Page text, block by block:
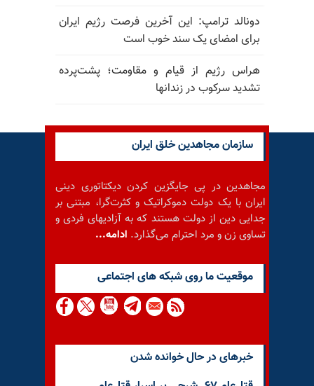
دونالد ترامپ: این آخرین فرصت رژیم ایران
برای امضای یک سند خوب است
هراس رژیم از قیام و مقاومت؛ پشت‌پرده
تشدید سرکوب در زندانها
سازمان مجاهدین خلق ایران
مجاهدین در پی جایگزین کردن دیکتاتوری دینی
ایران با یک دولت دموکراتیک و کثرت‌گرا، مبتنی بر
جدایی دین از دولت هستند که به آزادیهای فردی و
تساوی زن و مرد احترام می‌گذارد. ادامه...
موقعيت ما روى شبكه هاى اجتماعى
خبرهای در حال خوانده شدن